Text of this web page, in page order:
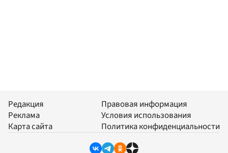
Редакция
Реклама
Карта сайта
Правовая информация
Условия использования
Политика конфиденциальности